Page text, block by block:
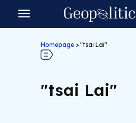
Homepage > "tsai Lai"
"tsai Lai"